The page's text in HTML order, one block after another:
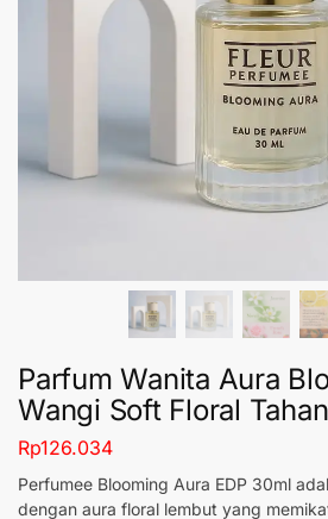
Parfum Wanita Aura
Wangi Soft Floral
Rp126.034
Perfumee Blooming Aura EDP 30ml
dengan aura floral lembut yang